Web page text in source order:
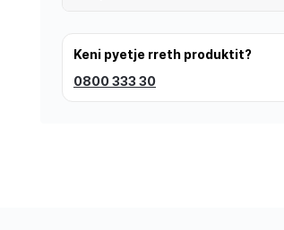
Keni pyetje rreth produktit?
0800 333 30